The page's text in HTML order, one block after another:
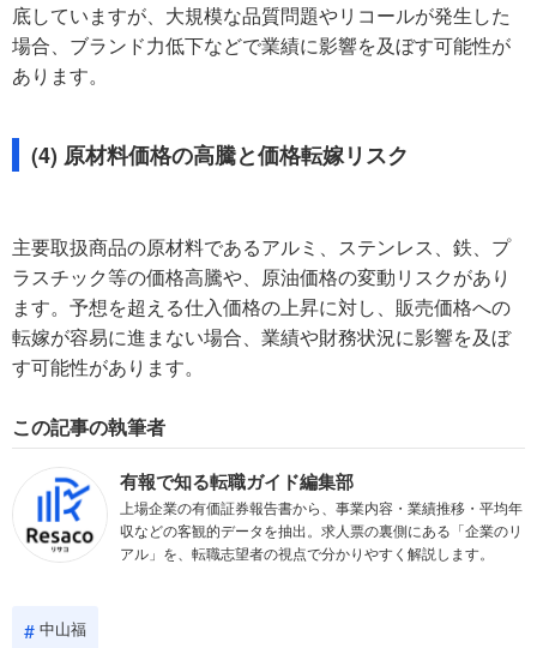
底していますが、大規模な品質問題やリコールが発生した
場合、ブランド力低下などで業績に影響を及ぼす可能性が
あります。
(4) 原材料価格の高騰と価格転嫁リスク
主要取扱商品の原材料であるアルミ、ステンレス、鉄、プ
ラスチック等の価格高騰や、原油価格の変動リスクがあり
ます。予想を超える仕入価格の上昇に対し、販売価格への
転嫁が容易に進まない場合、業績や財務状況に影響を及ぼ
す可能性があります。
この記事の執筆者
有報で知る転職ガイド編集部
上場企業の有価証券報告書から、事業内容・業績推移・平均年
収などの客観的データを抽出。求人票の裏側にある「企業のリ
アル」を、転職志望者の視点で分かりやすく解説します。
中山福